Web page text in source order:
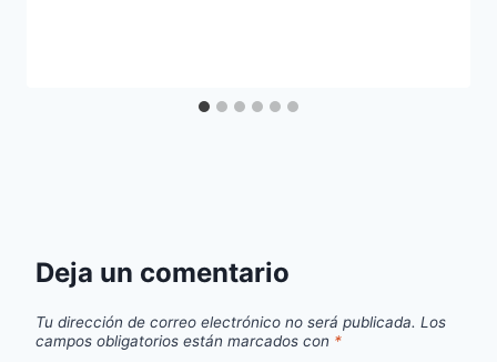
Deja un comentario
Tu dirección de correo electrónico no será publicada. Los
campos obligatorios están marcados con *